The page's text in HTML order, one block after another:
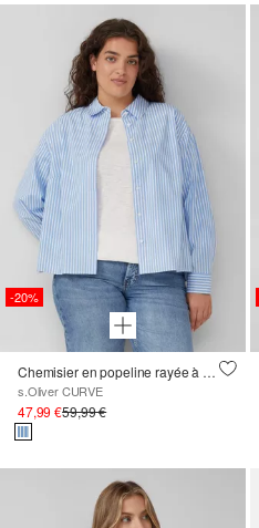
-20%
Chemisier en popeline rayée à la coupe trapue
s.Oliver CURVE
47,99 €59,99 €